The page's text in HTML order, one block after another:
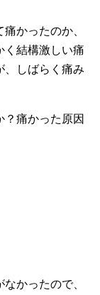
かったのか、
結構激しい痛
、しばらく痛み
？痛かった原因
かったので、